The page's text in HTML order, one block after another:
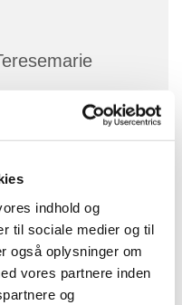
indhold og
til sociale medier og til
også oplysninger om
vores partnere inden
og
oprettet kor (SATB),
og værker for kor
opført Händels
projekt at synge
at synge i koret, som
Koret